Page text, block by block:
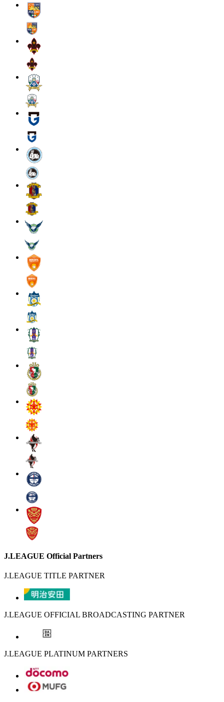
J.LEAGUE Official Partners
J.LEAGUE TITLE PARTNER
J.LEAGUE OFFICIAL BROADCASTING PARTNER
J.LEAGUE PLATINUM PARTNERS